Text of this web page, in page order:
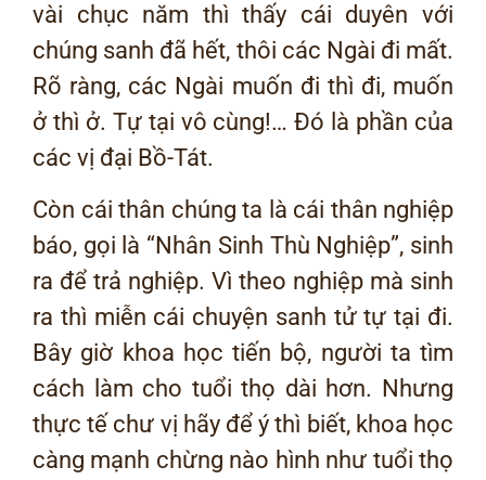
vài chục năm thì thấy cái duyên với
chúng sanh đã hết, thôi các Ngài đi mất.
Rõ ràng, các Ngài muốn đi thì đi, muốn
ở thì ở. Tự tại vô cùng!… Đó là phần của
các vị đại Bồ-Tát.
Còn cái thân chúng ta là cái thân nghiệp
báo, gọi là “Nhân Sinh Thù Nghiệp”, sinh
ra để trả nghiệp. Vì theo nghiệp mà sinh
ra thì miễn cái chuyện sanh tử tự tại đi.
Bây giờ khoa học tiến bộ, người ta tìm
cách làm cho tuổi thọ dài hơn. Nhưng
thực tế chư vị hãy để ý thì biết, khoa học
càng mạnh chừng nào hình như tuổi thọ